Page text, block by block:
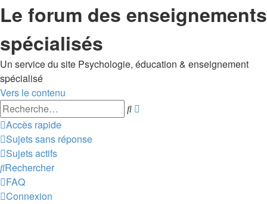
Le forum des enseignements
spécialisés
Un service du site Psychologie, éducation & enseignement
spécialisé
Vers le contenu
Rechercher
Accès rapide
Sujets sans réponse
Sujets actifs
Rechercher
FAQ
Connexion